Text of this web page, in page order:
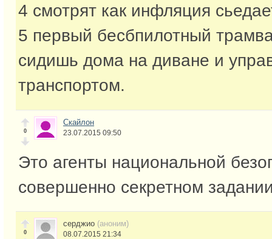
4 смотрят как инфляция
5 первый бесбпилотный
сидишь дома на диване и
транспортом.
0
Скайлон
23.07.2015 09:50
Это агенты национальной
совершенно секретном
0
серджио (аноним)
08.07.2015 21:34